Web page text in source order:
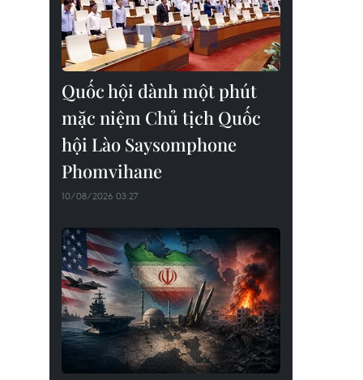
Quốc hội dành một phút
mặc niệm Chủ tịch Quốc
hội Lào Saysomphone
Phomvihane
10/08/2026 03:27